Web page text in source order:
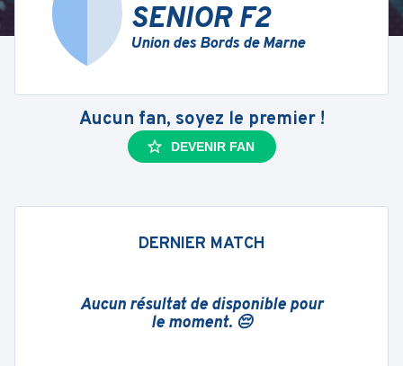
SENIOR F2
Union des Bords de Marne
Aucun fan, soyez le premier !
DEVENIR FAN
DERNIER MATCH
Aucun résultat de disponible pour
le moment. 😔